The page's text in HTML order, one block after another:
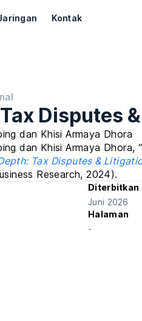
Kontak
Disputes
dan Khisi Armaya Dhora
dan Khisi Armaya Dhora,
Tax Disputes &
Research, 2024).
Diterbitkan
Juni 2026
Halaman
-